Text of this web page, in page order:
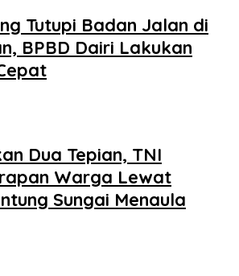
Tutupi Badan Jalan di
BPBD Dairi Lakukan
Dua Tepian, TNI
Warga Lewat
Sungai Menaula